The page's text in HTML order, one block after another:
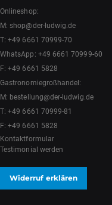
Onlineshop:
M:shop@der-ludwig.de
T:+49 6661 70999-70
WhatsApp: +49 6661 70999-60
F: +49 6661 5828
Gastronomiegroßhandel:
M: bestellung@der-ludwig.de
T:+49 6661 70999-81
F: +49 6661 5828
Kontaktformular
Testimonial werden
Widerruf erklären